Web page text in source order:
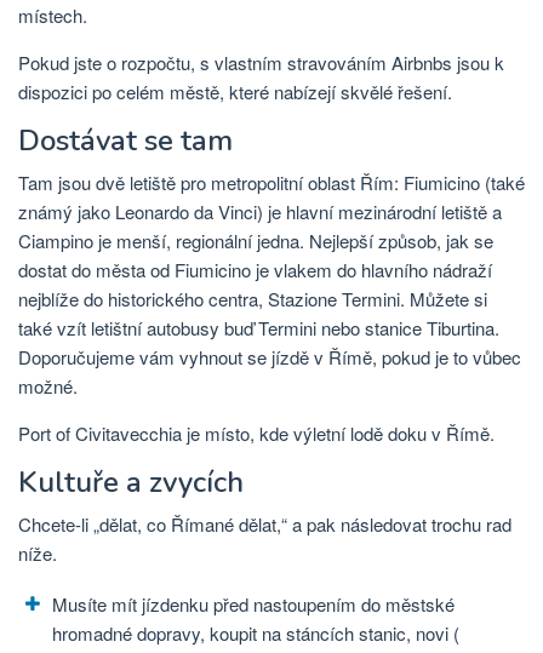
místech.
Pokud jste o rozpočtu, s vlastním stravováním Airbnbs jsou k
dispozici po celém městě, které nabízejí skvělé řešení.
Dostávat se tam
Tam jsou dvě letiště pro metropolitní oblast Řím: Fiumicino (také
známý jako Leonardo da Vinci) je hlavní mezinárodní letiště a
Ciampino je menší, regionální jedna. Nejlepší způsob, jak se
dostat do města od Fiumicino je vlakem do hlavního nádraží
nejblíže do historického centra, Stazione Termini. Můžete si
také vzít letištní autobusy buď Termini nebo stanice Tiburtina.
Doporučujeme vám vyhnout se jízdě v Římě, pokud je to vůbec
možné.
Port of Civitavecchia je místo, kde výletní lodě doku v Římě.
Kultuře a zvycích
Chcete-li „dělat, co Římané dělat,“ a pak následovat trochu rad
níže.
Musíte mít jízdenku před nastoupením do městské
hromadné dopravy, koupit na stáncích stanic, novi (